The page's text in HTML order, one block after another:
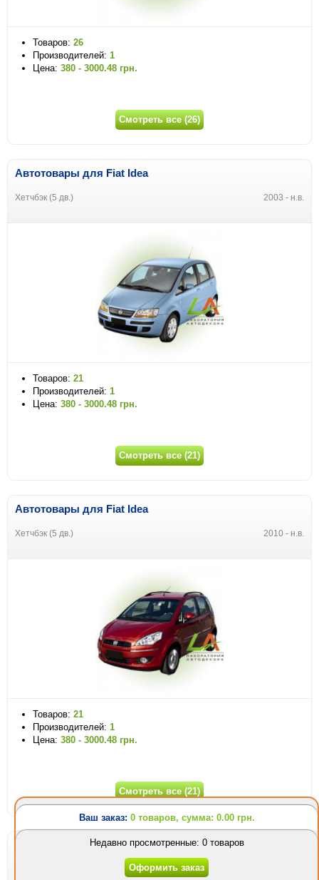
Товаров: 26
Производителей: 1
Цена: 380 - 3000.48 грн.
Смотреть все (26)
Автотовары для Fiat Idea
Хетчбэк (5 дв.) 2003 - н.в.
Товаров: 21
Производителей: 1
Цена: 380 - 3000.48 грн.
Смотреть все (21)
Автотовары для Fiat Idea
Хетчбэк (5 дв.) 2010 - н.в.
Товаров: 21
Производителей: 1
Цена: 380 - 3000.48 грн.
Смотреть все (21)
Автотовары для Fiat Linea
Ваш заказ: 0 товаров, сумма: 0.00 грн.
Недавно просмотренные: 0 товаров
Оформить заказ